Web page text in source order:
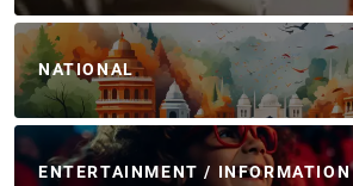
NATIONAL
ENTERTAINMENT / INFORMATION